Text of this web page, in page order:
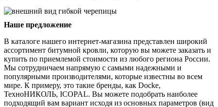
Наше предложение
В каталоге нашего интернет-магазина представлен широкий
ассортимент битумной кровли, которую вы можете заказать и
купить по приемлемой стоимости из любого региона России.
Мы сотрудничаем напрямую с самыми надежными и
популярными производителями, которые известны во всем
мире. К примеру, это такие бренды, как Docke,
ТехноНИКОЛЬ, ICOPAL. Вы можете подобрать наиболее
подходящий вам вариант исходя из основных параметров (вид